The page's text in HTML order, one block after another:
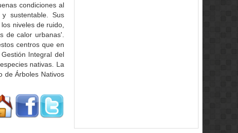
condiciones al
sustentable. Sus
niveles de ruido,
de calor urbanas'.
centros que en
Integral del
nativas. La
de Árboles Nativos